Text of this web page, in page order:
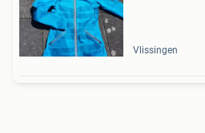
Vlissingen